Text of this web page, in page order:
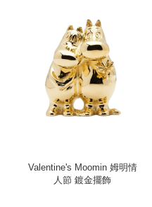
Valentine's Moomin 姆明情
人節 鍍金擺飾